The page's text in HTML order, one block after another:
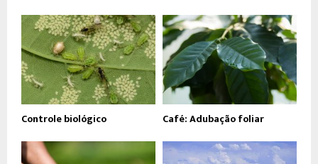
Controle biológico Café: Adubação foliar